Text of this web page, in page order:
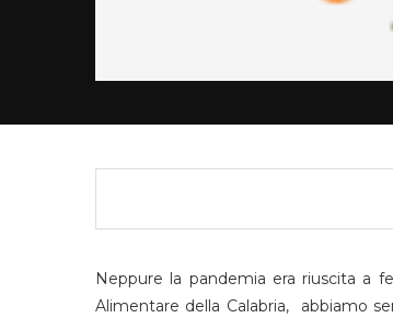
Neppure la pandemia era riuscita a
Alimentare della Calabria, abbiamo